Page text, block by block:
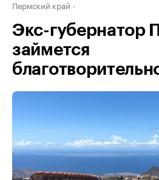
Пермский край
Экс-губернатор
займется